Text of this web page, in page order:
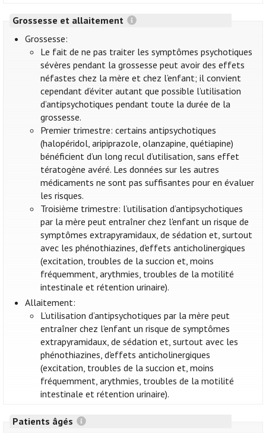
Grossesse et allaitement
Grossesse:
Le fait de ne pas traiter les symptômes psychotiques
sévères pendant la grossesse peut avoir des effets
néfastes chez la mère et chez l’enfant; il convient
cependant d’éviter autant que possible l’utilisation
d’antipsychotiques pendant toute la durée de la
grossesse.
Premier trimestre: certains antipsychotiques
(halopéridol, aripiprazole, olanzapine, quétiapine)
bénéficient d’un long recul d’utilisation, sans effet
tératogène avéré. Les données sur les autres
médicaments ne sont pas suffisantes pour en évaluer
les risques.
Troisième trimestre: l’utilisation d’antipsychotiques
par la mère peut entraîner chez l'enfant un risque de
symptômes extrapyramidaux, de sédation et, surtout
avec les phénothiazines, d'effets anticholinergiques
(excitation, troubles de la succion et, moins
fréquemment, arythmies, troubles de la motilité
intestinale et rétention urinaire).
Allaitement:
L’utilisation d’antipsychotiques par la mère peut
entraîner chez l'enfant un risque de symptômes
extrapyramidaux, de sédation et, surtout avec les
phénothiazines, d'effets anticholinergiques
(excitation, troubles de la succion et, moins
fréquemment, arythmies, troubles de la motilité
intestinale et rétention urinaire).
Patients âgés